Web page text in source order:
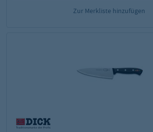
Zur Merkliste hinzufügen